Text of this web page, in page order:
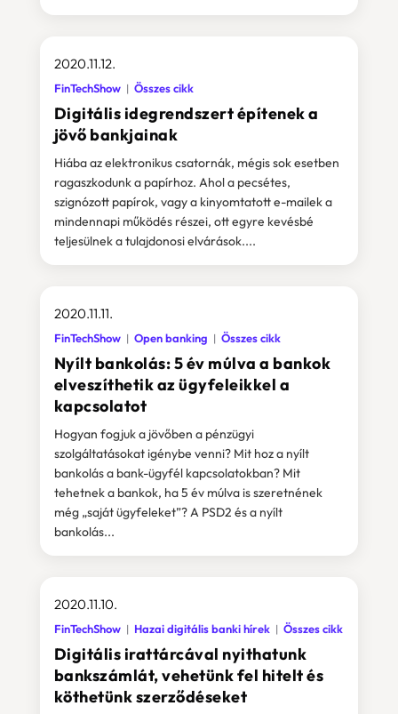
Digitális idegrendszert építenek a
jövő bankjainak
2020.11.12.
FinTechShow Összes cikk
Hiába az elektronikus csatornák, mégis sok esetben
ragaszkodunk a papírhoz. Ahol a pecsétes,
szignózott papírok, vagy a kinyomtatott e-mailek a
mindennapi működés részei, ott egyre kevésbé
teljesülnek a tulajdonosi elvárások....
Nyílt bankolás: 5 év múlva a bankok
elveszíthetik az ügyfeleikkel a
kapcsolatot
2020.11.11.
FinTechShow Open banking Összes cikk
Hogyan fogjuk a jövőben a pénzügyi
szolgáltatásokat igénybe venni? Mit hoz a nyílt
bankolás a bank-ügyfél kapcsolatokban? Mit
tehetnek a bankok, ha 5 év múlva is szeretnének
még „saját ügyfeleket”? A PSD2 és a nyílt
bankolás...
Digitális irattárcával nyithatunk
bankszámlát, vehetünk fel hitelt és
köthetünk szerződéseket
2020.11.10.
FinTechShow Hazai digitális banki hírek Összes cikk